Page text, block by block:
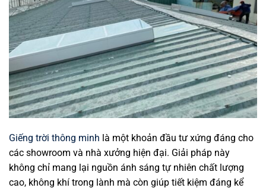
Giếng trời thông minh là một khoản đầu tư xứng đáng cho
các showroom và nhà xưởng hiện đại. Giải pháp này
không chỉ mang lại nguồn ánh sáng tự nhiên chất lượng
cao, không khí trong lành mà còn giúp tiết kiệm đáng kể